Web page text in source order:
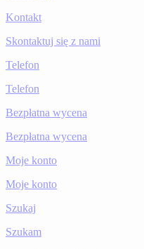
Kontakt
Skontaktuj się z nami
Telefon
Telefon
Bezpłatna wycena
Bezpłatna wycena
Moje konto
Moje konto
Szukaj
Szukam